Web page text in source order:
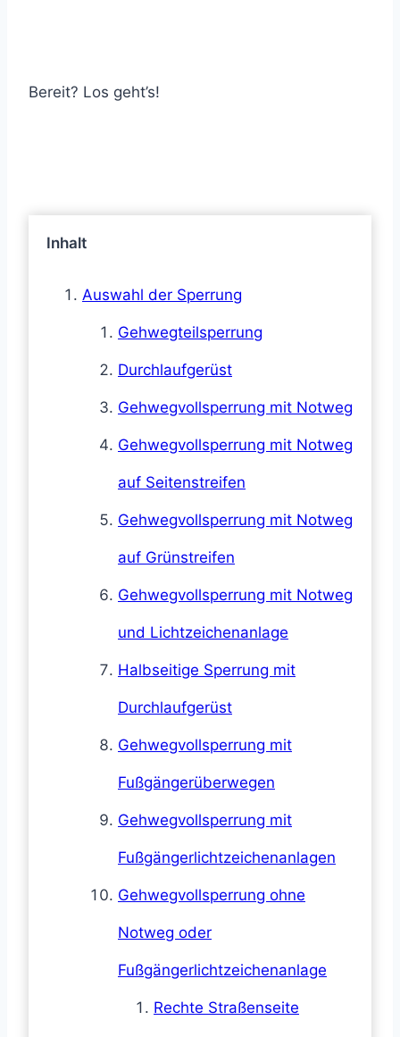
Bereit? Los geht’s!
Inhalt
Auswahl der Sperrung
Gehwegteilsperrung
Durchlaufgerüst
Gehwegvollsperrung mit Notweg
Gehwegvollsperrung mit Notweg
auf Seitenstreifen
Gehwegvollsperrung mit Notweg
auf Grünstreifen
Gehwegvollsperrung mit Notweg
und Lichtzeichenanlage
Halbseitige Sperrung mit
Durchlaufgerüst
Gehwegvollsperrung mit
Fußgängerüberwegen
Gehwegvollsperrung mit
Fußgängerlichtzeichenanlagen
Gehwegvollsperrung ohne
Notweg oder
Fußgängerlichtzeichenanlage
Rechte Straßenseite